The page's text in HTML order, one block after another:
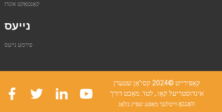
קאָנטאַקט אונדז
נייעס
פירמע נייעס
קאַפּירייט ©2024 קסי'אַן שטערן
אינדוסטריעל קאָו., לטד. מאַכט דורך
וואַנגאָ זייטלעך מאַפּע שפּיץ בלאָג